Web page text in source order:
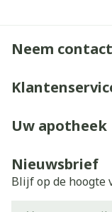
Neem
Uw apotheek
Nieuwsbrief
Blijf op de hoogte